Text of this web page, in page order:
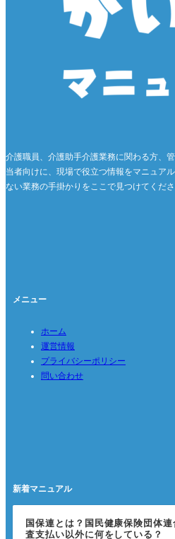
介護職員、介護助手介護業務に関わる方、
当者向けに、現場で役立つ情報をマニュア
ない業務の手掛かりをここで見つけてくださ
メニュー
ホーム
運営情報
プライバシーポリシー
問い合わせ
新着マニュアル
国保連とは？国民健康保険団体
査支払い以外に何をしている？